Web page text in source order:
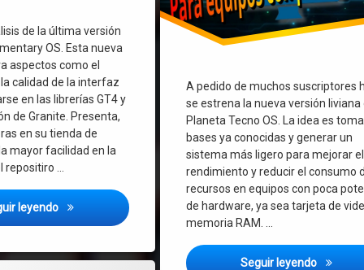
de la última versión
OS. Esta nueva
aspectos como el
calidad de la interfaz
en las librerías GT4 y
de Granite. Presenta,
en su tienda de
mayor facilidad en la
…
leyendo Elementary OS 7 Horus – Novedades y características de
A pedido de muchos suscriptores
se estrena la nueva versión liviana
Planeta Tecno OS. La idea es
bases ya conocidas y generar un
sistema más ligero para mejorar el
rendimiento y reducir el consumo
recursos en equipos con poca
de hardware, ya sea tarjeta de
memoria RAM. …
Seguir leyendo